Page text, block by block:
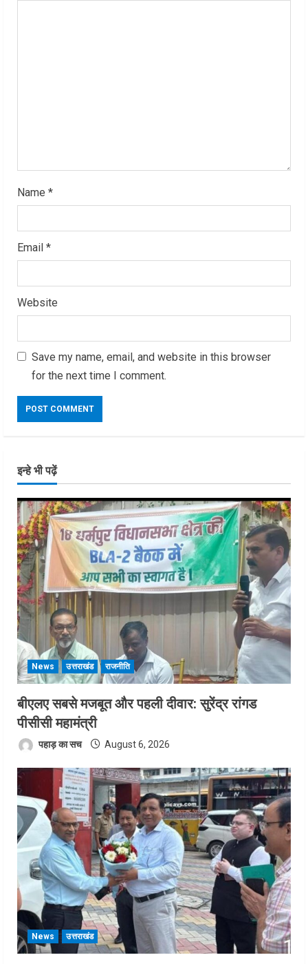
Name *
Email *
Website
Save my name, email, and website in this browser
for the next time I comment.
इन्हे भी पढ़ें
News उत्तराखंड राजनीति
बीएलए सबसे मजबूत और पहली दीवार: सुरेंद्र रांगड
पीसीसी महामंत्री
पहाड़ का सच August 6, 2026
News उत्तराखंड